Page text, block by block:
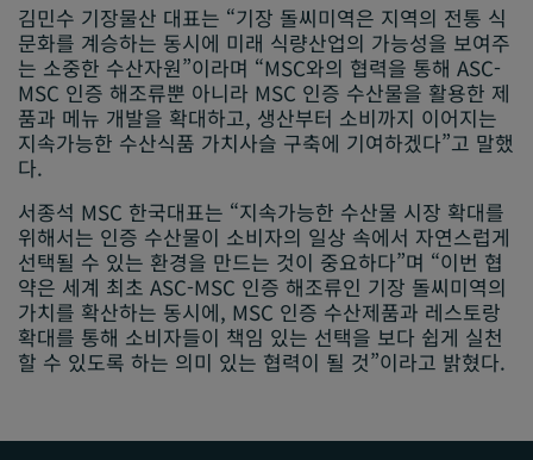
김민수 기장물산 대표는 “기장 돌씨미역은 지역의 전통 식
문화를 계승하는 동시에 미래 식량산업의 가능성을 보여주
는 소중한 수산자원”이라며 “MSC와의 협력을 통해 ASC-
MSC 인증 해조류뿐 아니라 MSC 인증 수산물을 활용한 제
품과 메뉴 개발을 확대하고, 생산부터 소비까지 이어지는
지속가능한 수산식품 가치사슬 구축에 기여하겠다”고 말했
다.
서종석 MSC 한국대표는 “지속가능한 수산물 시장 확대를
위해서는 인증 수산물이 소비자의 일상 속에서 자연스럽게
선택될 수 있는 환경을 만드는 것이 중요하다”며 “이번 협
약은 세계 최초 ASC-MSC 인증 해조류인 기장 돌씨미역의
가치를 확산하는 동시에, MSC 인증 수산제품과 레스토랑
확대를 통해 소비자들이 책임 있는 선택을 보다 쉽게 실천
할 수 있도록 하는 의미 있는 협력이 될 것”이라고 밝혔다.